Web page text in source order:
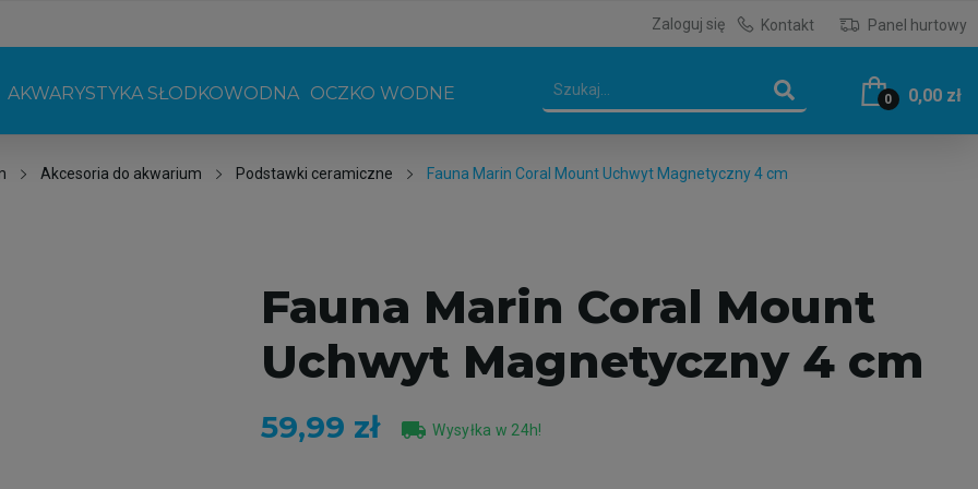
Zaloguj się Kontakt Panel hurtowy
AKWARYSTYKA SŁODKOWODNA OCZKO WODNE 0 0,00 zł
Akcesoria do akwarium Podstawki ceramiczne Fauna Marin Coral Mount Uchwyt Magnetyczny 4 cm
Fauna Marin Coral Mount
Uchwyt Magnetyczny 4 cm
59,99 zł local_shipping Wysyłka w 24h!